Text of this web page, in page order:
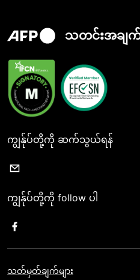
သတင်းအချ
ကျွန်ုပ်တို့ကို ဆက်သွယ်ရန်
ကျွန်ုပ်တို့ကို follow ပါ
သတ်မှတ်ချက်များ